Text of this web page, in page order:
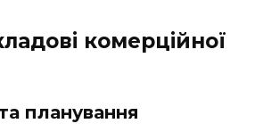
комерційної
планування